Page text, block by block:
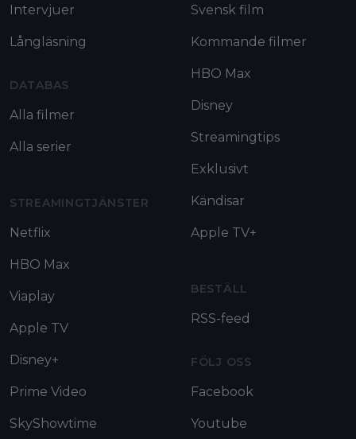
Intervjuer
Långläsning
DATABAS
Alla filmer
Alla serier
STREAMINGTJÄNSTER
Netflix
HBO Max
Viaplay
Apple TV
Disney+
Prime Video
SkyShowtime
Svensk film
Kommande filmer
HBO Max
Disney
Streamingtips
Exklusivt
Kändisar
Apple TV+
BESTÄLL
RSS-feed
FÖLJ OSS
Facebook
Youtube